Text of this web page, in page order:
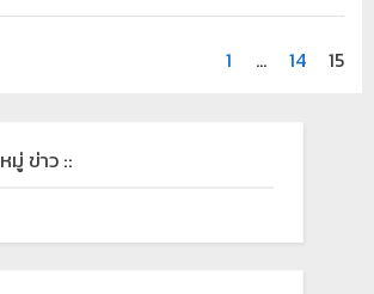
1 … 14 15
มู่ ข่าว ::